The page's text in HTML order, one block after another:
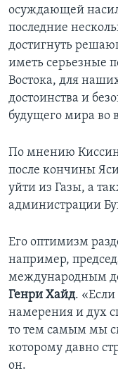
осуждающей
последние
достигнуть
иметь серьезные
Востока, для
достоинства и
будущего мира во
По мнению
после кончины
уйти из Газы, а
администрации
Его оптимизм
например,
международным
Генри Хайд. «Если
намерения и дух
то тем самым мы
которому давно
он.